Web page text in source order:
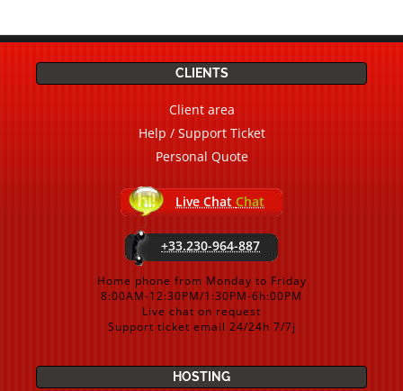
CLIENTS
Client area
Help / Support Ticket
Personal Quote
Live Chat Chat
+33.230-964-887
Home phone from Monday to Friday
8:00AM-12:30PM/1:30PM-6h:00PM
Live chat on request
Support ticket email 24/24h 7/7j
HOSTING